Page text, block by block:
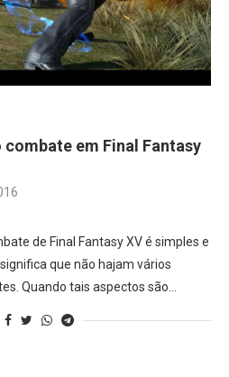
combate em Final Fantasy
de Final Fantasy XV é simples e
que não hajam vários
Quando tais aspectos são…